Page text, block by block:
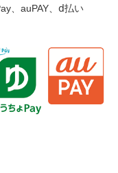
、auPAY、ⅾ払い